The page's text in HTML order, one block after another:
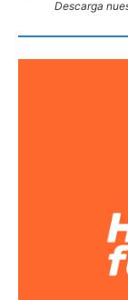
Descarga